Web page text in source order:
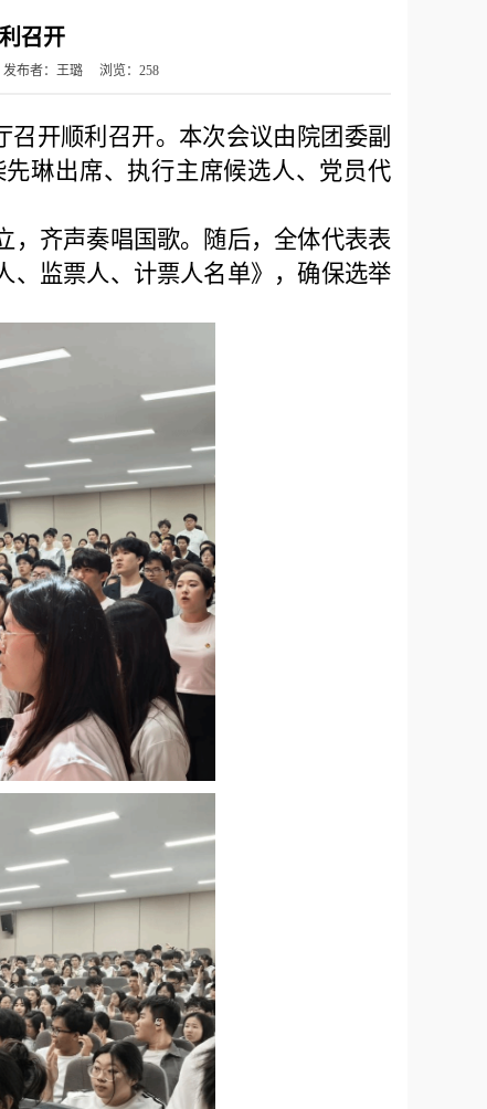
召开
布者：王璐 浏览： 258
召开顺利召开。本次会议由院团委副
琳出席、执行主席候选人、党员代
，齐声奏唱国歌。随后，全体代表表
、监票人、计票人名单》，确保选举